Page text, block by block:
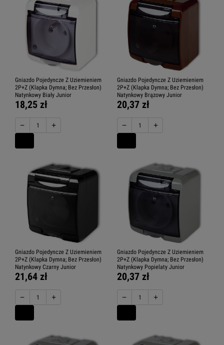
Gniazdo Pojedyncze Z Uziemieniem
2P+Z (Klapka Dymna; Bez Przesłon)
Natynkowy Biały Junior
18,25 zł
− +
Gniazdo Pojedyncze Z Uziemieniem
2P+Z (Klapka Dymna; Bez Przesłon)
Natynkowy Brązowy Junior
20,37 zł
− +
Gniazdo Pojedyncze Z Uziemieniem
2P+Z (Klapka Dymna; Bez Przesłon)
Natynkowy Czarny Junior
21,64 zł
− +
Gniazdo Pojedyncze Z Uziemieniem
2P+Z (Klapka Dymna; Bez Przesłon)
Natynkowy Popielaty Junior
20,37 zł
− +